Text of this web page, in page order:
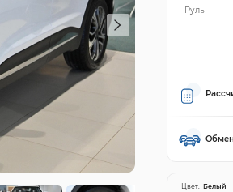
Руль
Цвет: Белый